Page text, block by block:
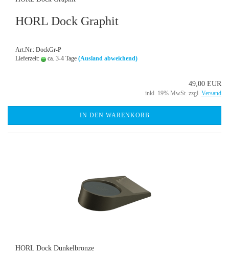
HORL Dock Graphit
Art.Nr.: DockGr-P
Lieferzeit:
ca. 3-4 Tage (Ausland abweichend)
49,00 EUR
inkl. 19% MwSt. zzgl. Versand
IN DEN WARENKORB
HORL Dock Dunkelbronze